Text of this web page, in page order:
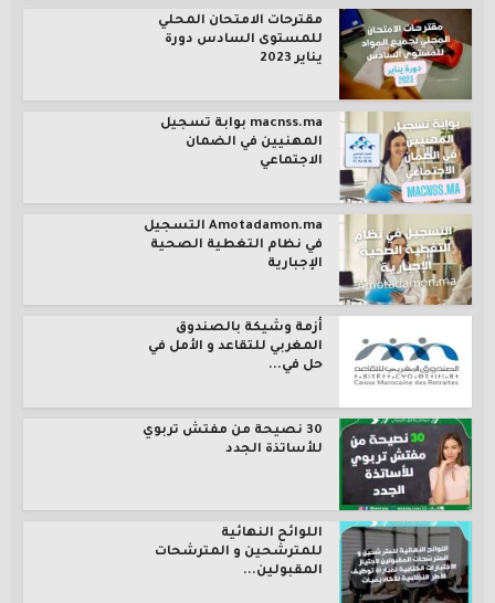
مقترحات الامتحان المحلي
للمستوى السادس دورة
يناير 2023
macnss.ma بوابة تسجيل
المهنيين في الضمان
الاجتماعي
Amotadamon.ma التسجيل
في نظام التغطية الصحية
الإجبارية
أزمة وشيكة بالصندوق
المغربي للتقاعد و الأمل في
حل في...
30 نصيحة من مفتش تربوي
للأساتذة الجدد
اللوائح النهائية
للمترشحين و المترشحات
المقبولين...